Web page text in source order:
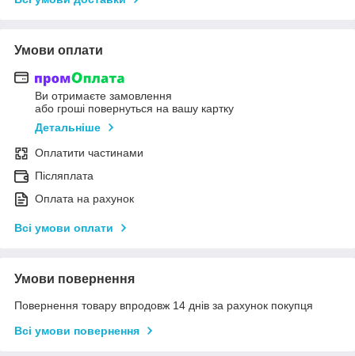
Умови оплати
Ви отримаєте замовлення
або гроші повернуться на вашу картку
Детальніше
Оплатити частинами
Післяплата
Оплата на рахунок
Всі умови оплати
Умови повернення
Повернення товару впродовж 14 днів за рахунок покупця
Всі умови повернення